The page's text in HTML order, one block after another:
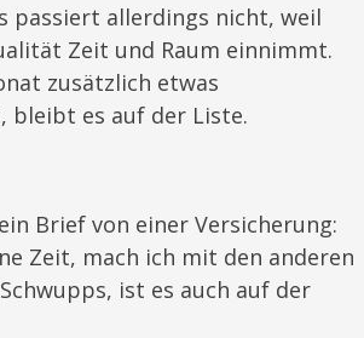
passiert allerdings nicht, weil
Zeit und Raum einnimmt.
zusätzlich etwas
bleibt es auf der Liste.
Brief von einer Versicherung:
Zeit, mach ich mit den anderen
ist es auch auf der